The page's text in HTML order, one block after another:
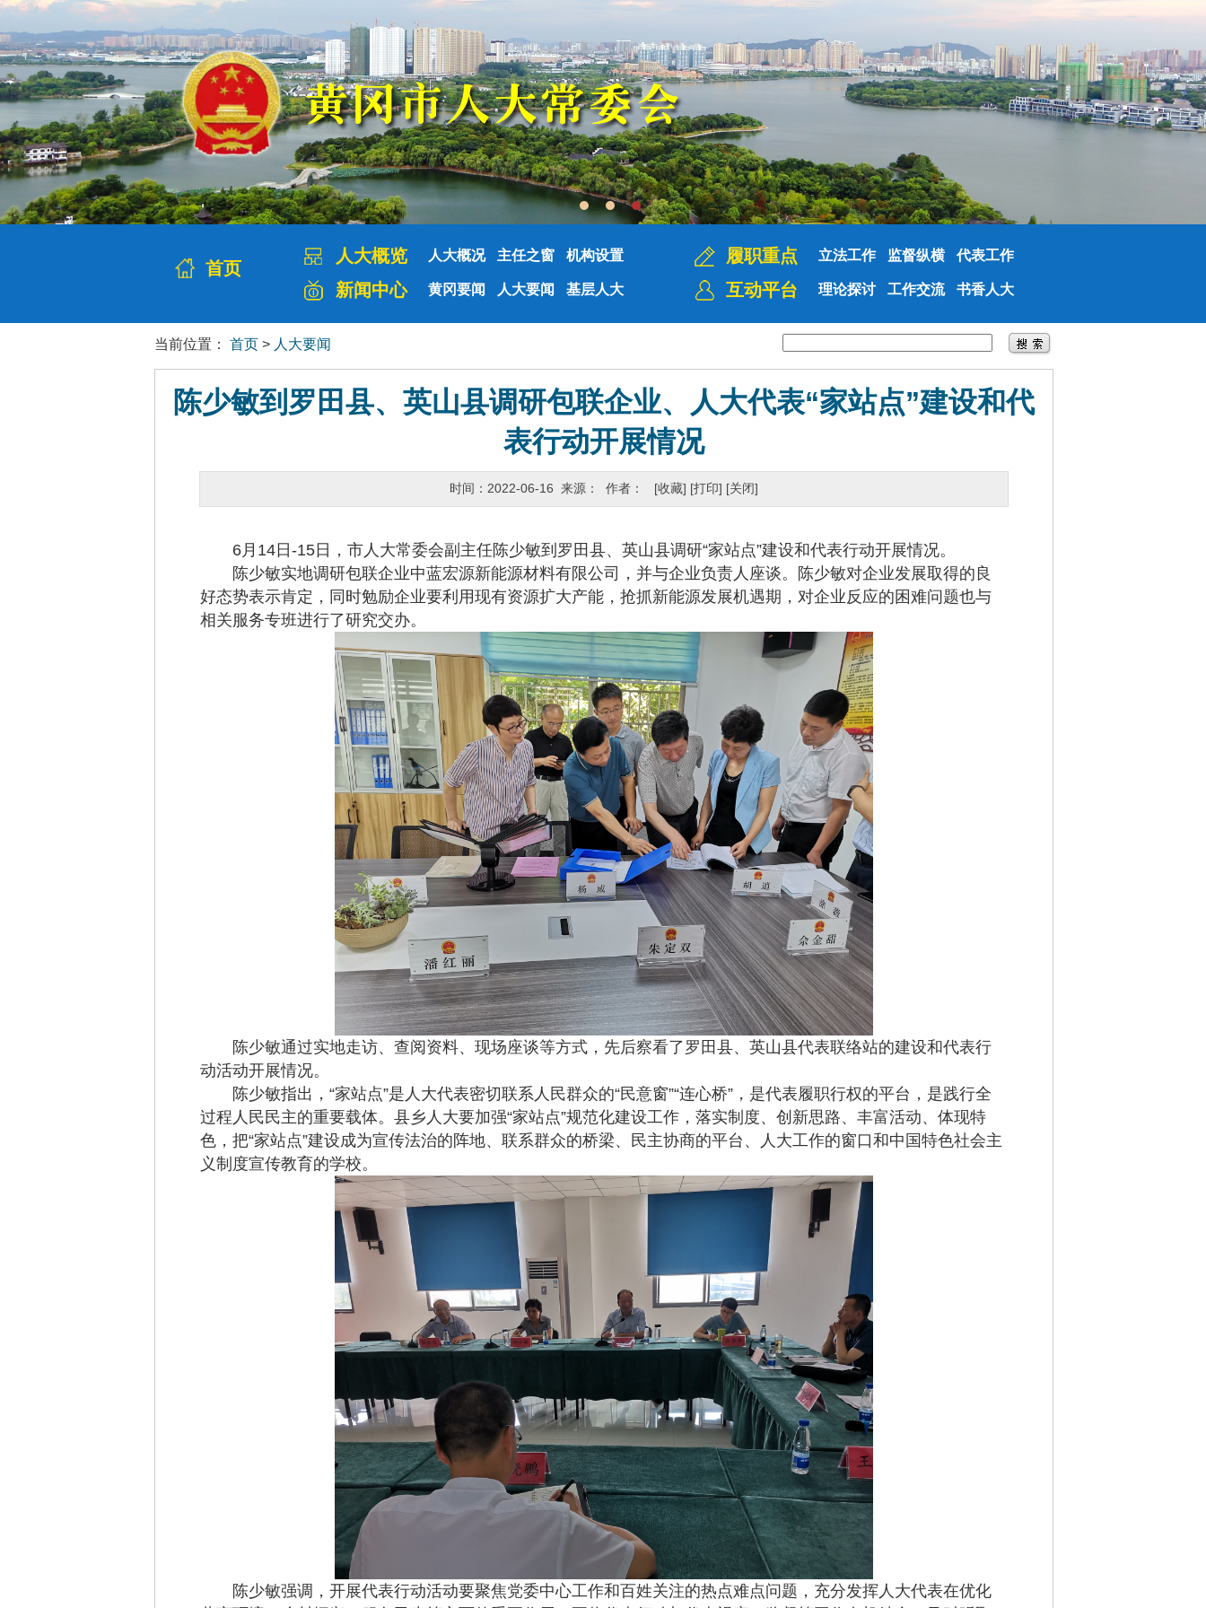
首页
人大概览 人大概况 主任之窗 机构设置
新闻中心 黄冈要闻 人大要闻 基层人大
履职重点 立法工作 监督纵横 代表工作
互动平台 理论探讨 工作交流 书香人大
当前位置： 首页 > 人大要闻
陈少敏到罗田县、英山县调研包联企业、人大代表“家站点”建设和代
表行动开展情况
时间：2022-06-16 来源： 作者： [收藏] [打印] [关闭]
6月14日-15日，市人大常委会副主任陈少敏到罗田县、英山县调研“家站点”建设和代表行动开展情况。
陈少敏实地调研包联企业中蓝宏源新能源材料有限公司，并与企业负责人座谈。陈少敏对企业发展取得的良
好态势表示肯定，同时勉励企业要利用现有资源扩大产能，抢抓新能源发展机遇期，对企业反应的困难问题也与
相关服务专班进行了研究交办。
陈少敏通过实地走访、查阅资料、现场座谈等方式，先后察看了罗田县、英山县代表联络站的建设和代表行
动活动开展情况。
陈少敏指出，“家站点”是人大代表密切联系人民群众的“民意窗”“连心桥”，是代表履职行权的平台，是践行全
过程人民民主的重要载体。县乡人大要加强“家站点”规范化建设工作，落实制度、创新思路、丰富活动、体现特
色，把“家站点”建设成为宣传法治的阵地、联系群众的桥梁、民主协商的平台、人大工作的窗口和中国特色社会主
义制度宣传教育的学校。
陈少敏强调，开展代表行动活动要聚焦党委中心工作和百姓关注的热点难点问题，充分发挥人大代表在优化